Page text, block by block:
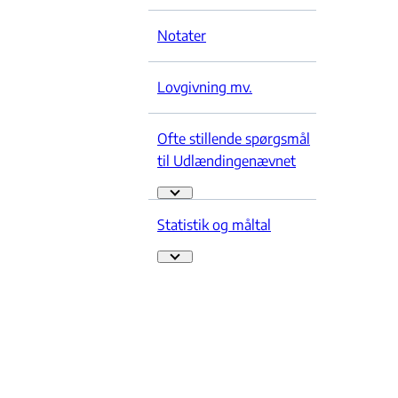
Notater
Lovgivning mv.
Ofte stillende spørgsmål
til Udlændingenævnet
Ofte stillende spørgsmål til
Statistik og måltal
Statistik og måltal - Flere links